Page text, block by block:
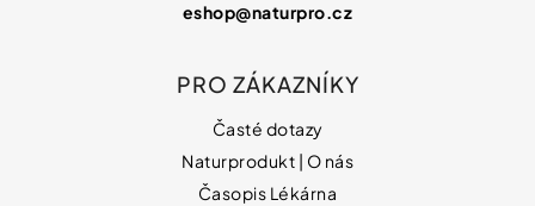
eshop@naturpro.cz
PRO ZÁKAZNÍKY
Časté dotazy
Naturprodukt | O nás
Časopis Lékárna